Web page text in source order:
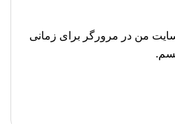
من در مرورگر برای زمانی